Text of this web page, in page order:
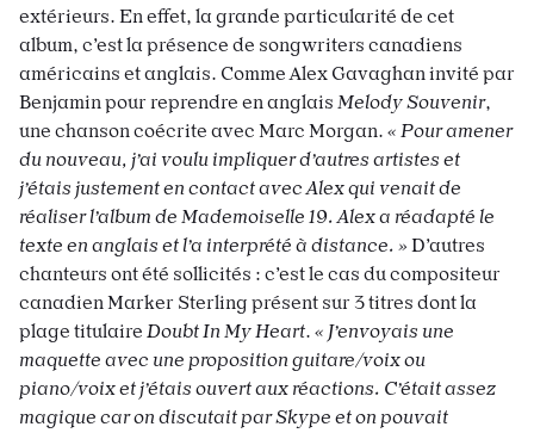
extérieurs. En effet, la grande particularité de cet
album, c’est la présence de songwriters canadiens
américains et anglais. Comme Alex Gavaghan invité par
Benjamin pour reprendre en anglais Melody Souvenir,
une chanson coécrite avec Marc Morgan. « Pour amener
du nouveau, j’ai voulu impliquer d’autres artistes et
j’étais justement en contact avec Alex qui venait de
réaliser l’album de Mademoiselle 19. Alex a réadapté le
texte en anglais et l’a interprété à distance. » D’autres
chanteurs ont été sollicités : c’est le cas du compositeur
canadien Marker Sterling présent sur 3 titres dont la
plage titulaire Doubt In My Heart. « J’envoyais une
maquette avec une proposition guitare/voix ou
piano/voix et j’étais ouvert aux réactions. C’était assez
magique car on discutait par Skype et on pouvait